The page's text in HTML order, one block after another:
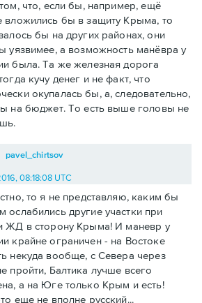
что, если бы, например, ещё
вложились бы в защиту Крыма, то
бы на других районах, они
уязвимее, а возможность манёвра у
была. Та же железная дорога
кучу денег и не факт, что
окупалась бы, а, следовательно,
на бюджет. То есть выше головы не
pavel_chirtsov
08:18:08 UTC
то я не представляю, каким бы
ослабились другие участки при
ЖД в сторону Крыма! И маневр у
крайне ограничен - на Востоке
некуда вообще, с Севера через
пройти, Балтика лучше всего
а на Юге только Крым и есть!
еще не вполне русский...